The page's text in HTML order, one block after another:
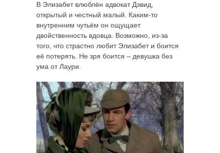
В Элизабет влюблён адвокат Дэвид,
открытый и честный малый. Каким-то
внутренним чутьём он ощущает
двойственность вдовца. Возможно, из-за
того, что страстно любит Элизабет и боится
её потерять. Не зря боится – девушка без
ума от Лаури.